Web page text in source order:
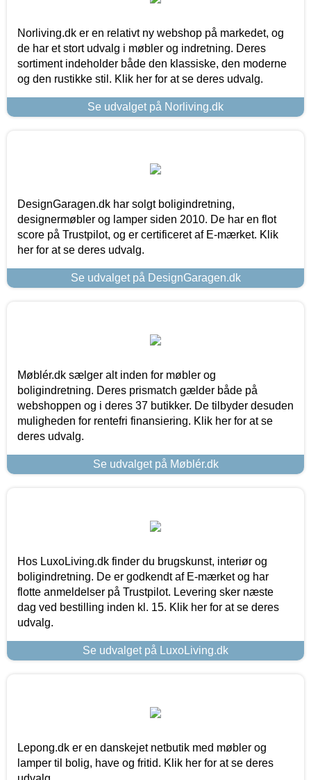
Norliving.dk er en relativt ny webshop på markedet, og
de har et stort udvalg i møbler og indretning. Deres
sortiment indeholder både den klassiske, den moderne
og den rustikke stil. Klik her for at se deres udvalg.
Se udvalget på Norliving.dk
DesignGaragen.dk har solgt boligindretning,
designermøbler og lamper siden 2010. De har en flot
score på Trustpilot, og er certificeret af E-mærket. Klik
her for at se deres udvalg.
Se udvalget på DesignGaragen.dk
Møblér.dk sælger alt inden for møbler og
boligindretning. Deres prismatch gælder både på
webshoppen og i deres 37 butikker. De tilbyder desuden
muligheden for rentefri finansiering. Klik her for at se
deres udvalg.
Se udvalget på Møblér.dk
Hos LuxoLiving.dk finder du brugskunst, interiør og
boligindretning. De er godkendt af E-mærket og har
flotte anmeldelser på Trustpilot. Levering sker næste
dag ved bestilling inden kl. 15. Klik her for at se deres
udvalg.
Se udvalget på LuxoLiving.dk
Lepong.dk er en danskejet netbutik med møbler og
lamper til bolig, have og fritid. Klik her for at se deres